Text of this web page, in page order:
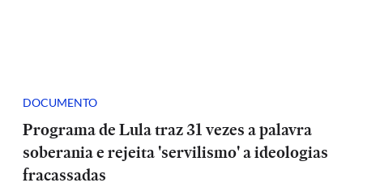
DOCUMENTO
Programa de Lula traz 31 vezes a palavra
soberania e rejeita 'servilismo' a ideologias
fracassadas